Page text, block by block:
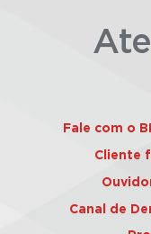
Fale com o
Cliente
Canal de